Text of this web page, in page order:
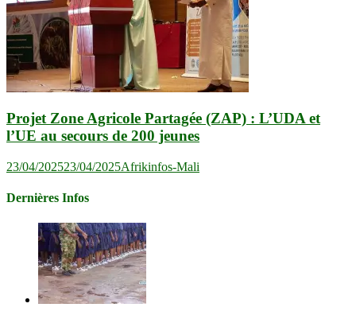
Projet Zone Agricole Partagée (ZAP) : L’UDA et
l’UE au secours de 200 jeunes
23/04/202523/04/2025Afrikinfos-Mali
Dernières Infos